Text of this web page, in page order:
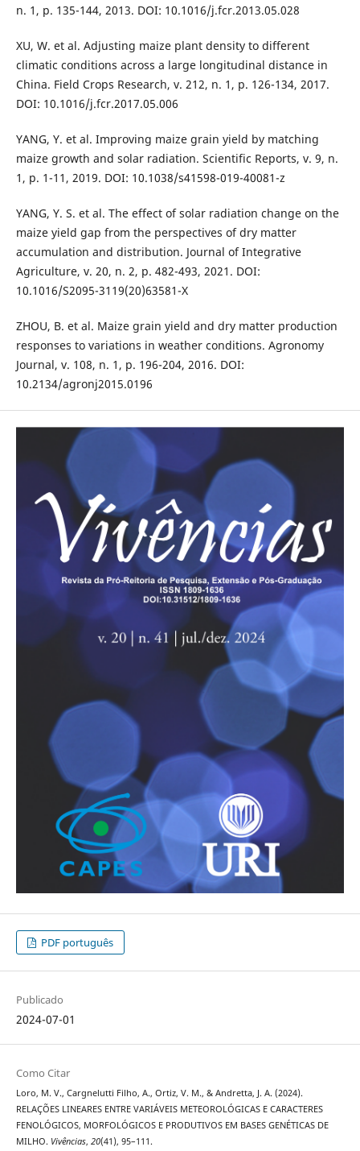
n. 1, p. 135-144, 2013. DOI: 10.1016/j.fcr.2013.05.028
XU, W. et al. Adjusting maize plant density to different
climatic conditions across a large longitudinal distance in
China. Field Crops Research, v. 212, n. 1, p. 126-134, 2017.
DOI: 10.1016/j.fcr.2017.05.006
YANG, Y. et al. Improving maize grain yield by matching
maize growth and solar radiation. Scientific Reports, v. 9, n.
1, p. 1-11, 2019. DOI: 10.1038/s41598-019-40081-z
YANG, Y. S. et al. The effect of solar radiation change on the
maize yield gap from the perspectives of dry matter
accumulation and distribution. Journal of Integrative
Agriculture, v. 20, n. 2, p. 482-493, 2021. DOI:
10.1016/S2095-3119(20)63581-X
ZHOU, B. et al. Maize grain yield and dry matter production
responses to variations in weather conditions. Agronomy
Journal, v. 108, n. 1, p. 196-204, 2016. DOI:
10.2134/agronj2015.0196
PDF português
Publicado
2024-07-01
Como Citar
Loro, M. V., Cargnelutti Filho, A., Ortiz, V. M., & Andretta, J. A. (2024).
RELAÇÕES LINEARES ENTRE VARIÁVEIS METEOROLÓGICAS E CARACTERES
FENOLÓGICOS, MORFOLÓGICOS E PRODUTIVOS EM BASES GENÉTICAS DE
MILHO. Vivências, 20(41), 95–111.